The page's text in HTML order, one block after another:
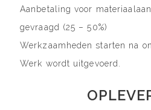
Aanbetaling voor
gevraagd (25 – 50%)
Werkzaamheden starten na
Werk wordt uitgevoerd.